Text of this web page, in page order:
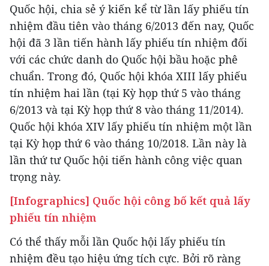
Quốc hội, chia sẻ ý kiến kể từ lần lấy phiếu tín
nhiệm đầu tiên vào tháng 6/2013 đến nay, Quốc
hội đã 3 lần tiến hành lấy phiếu tín nhiệm đối
với các chức danh do Quốc hội bầu hoặc phê
chuẩn. Trong đó, Quốc hội khóa XIII lấy phiếu
tín nhiệm hai lần (tại Kỳ họp thứ 5 vào tháng
6/2013 và tại Kỳ họp thứ 8 vào tháng 11/2014).
Quốc hội khóa XIV lấy phiếu tín nhiệm một lần
tại Kỳ họp thứ 6 vào tháng 10/2018. Lần này là
lần thứ tư Quốc hội tiến hành công việc quan
trọng này.
[Infographics] Quốc hội công bố kết quả lấy
phiếu tín nhiệm
Có thể thấy mỗi lần Quốc hội lấy phiếu tín
nhiệm đều tạo hiệu ứng tích cực. Bởi rõ ràng